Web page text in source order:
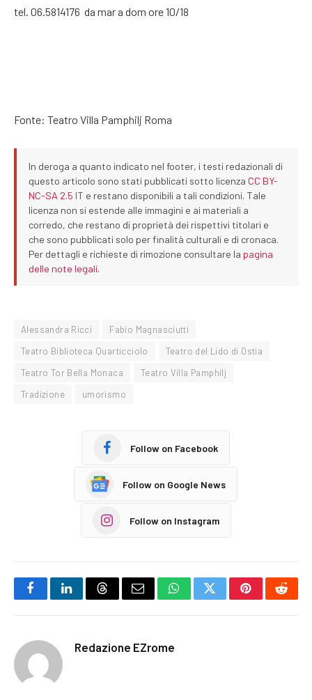
tel. 06.5814176 da mar a dom ore 10/18
Fonte: Teatro Villa Pamphilj Roma
In deroga a quanto indicato nel footer, i testi redazionali di
questo articolo sono stati pubblicati sotto licenza CC BY-
NC-SA 2.5 IT e restano disponibili a tali condizioni. Tale
licenza non si estende alle immagini e ai materiali a
corredo, che restano di proprietà dei rispettivi titolari e
che sono pubblicati solo per finalità culturali e di cronaca.
Per dettagli e richieste di rimozione consultare la pagina
delle note legali.
Alessandra Ricci
Fabio Magnasciutti
Teatro Biblioteca Quarticciolo
Teatro del Lido di Ostia
Teatro Tor Bella Monaca
Teatro Villa Pamphilj
Tradizione
umorismo
Follow on Facebook
Follow on Google News
Follow on Instagram
FacebookLinkedInThreadsEmail WhatsAppTwitterPinterest
Redazione EZrome